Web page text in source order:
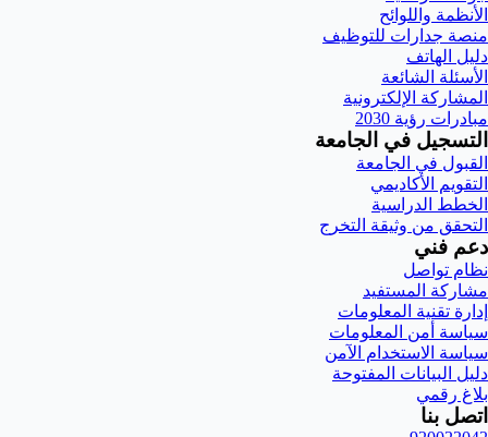
الأنظمة واللوائح
منصة جدارات للتوظيف
دليل الهاتف
الأسئلة الشائعة
المشاركة الإلكترونية
مبادرات رؤية 2030
التسجيل في الجامعة
القبول في الجامعة
التقويم الأكاديمي
الخطط الدراسية
التحقق من وثيقة التخرج
دعم فني
نظام تواصل
مشاركة المستفيد
إدارة تقنية المعلومات
سياسة أمن المعلومات
سياسة الاستخدام الآمن
دليل البيانات المفتوحة
بلاغ رقمي
اتصل بنا